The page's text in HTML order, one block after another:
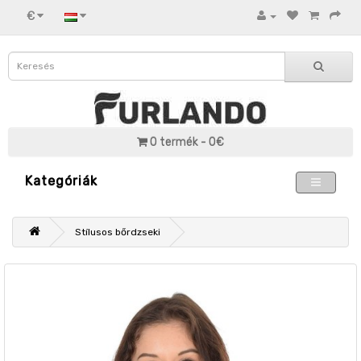
€
0 termék - 0€
Kategóriák
Stílusos bőrdzseki